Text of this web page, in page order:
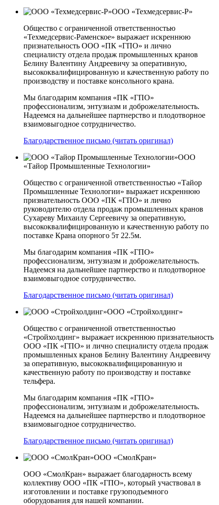
ООО «Техмедсервис-Р»
Общество с ограниченной ответственностью
«Техмедсервис-Раменское» выражает искреннюю
признательность ООО «ПК «ГПО» и лично
специалисту отдела продаж промышленных кранов
Белину Валентину Андреевичу за оперативную,
высококвалифицированную и качественную работу по
производству и поставке консольного крана.
Мы благодарим компания «ПК «ГПО»
профессионализм, энтузиазм и доброжелательность.
Надеемся на дальнейшее партнерство и плодотворное
взаимовыгодное сотрудничество.
Благодарственное письмо (читать оригинал)
ООО
«Тайор Промышленные Технологии»
Общество с ограниченной ответственностью «Тайор
Промышленные Технологии» выражает искреннюю
признательность ООО «ПК «ГПО» и лично
руководителю отдела продаж промышленных кранов
Сухареву Михаилу Сергеевичу за оперативную,
высококвалифицированную и качественную работу по
поставке Крана опорного 5т 22.5м.
Мы благодарим компания «ПК «ГПО»
профессионализм, энтузиазм и доброжелательность.
Надеемся на дальнейшее партнерство и плодотворное
взаимовыгодное сотрудничество.
Благодарственное письмо (читать оригинал)
ООО «Стройхолдинг»
Общество с ограниченной ответственностью
«Стройхолдинг» выражает искреннюю признательность
ООО «ПК «ГПО» и лично специалисту отдела продаж
промышленных кранов Белину Валентину Андреевичу
за оперативную, высококвалифицированную и
качественную работу по производству и поставке
тельфера.
Мы благодарим компания «ПК «ГПО»
профессионализм, энтузиазм и доброжелательность.
Надеемся на дальнейшее партнерство и плодотворное
взаимовыгодное сотрудничество.
Благодарственное письмо (читать оригинал)
ООО «СмолКран»
ООО «СмолКран» выражает благодарность всему
коллективу ООО «ПК «ГПО», который участвовал в
изготовлении и поставке грузоподъемного
оборудования для нашей компании.